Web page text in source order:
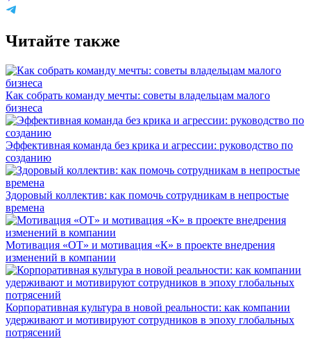
Читайте также
Как собрать команду мечты: советы владельцам малого
бизнеса
Эффективная команда без крика и агрессии: руководство по
созданию
Здоровый коллектив: как помочь сотрудникам в непростые
времена
Мотивация «ОТ» и мотивация «К» в проекте внедрения
изменений в компании
Корпоративная культура в новой реальности: как компании
удерживают и мотивируют сотрудников в эпоху глобальных
потрясений